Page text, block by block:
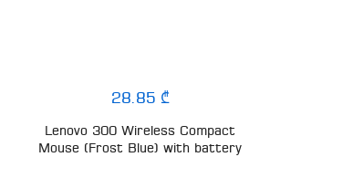
28.85 ₾
Lenovo 300 Wireless Compact
Mouse (Frost Blue) with battery